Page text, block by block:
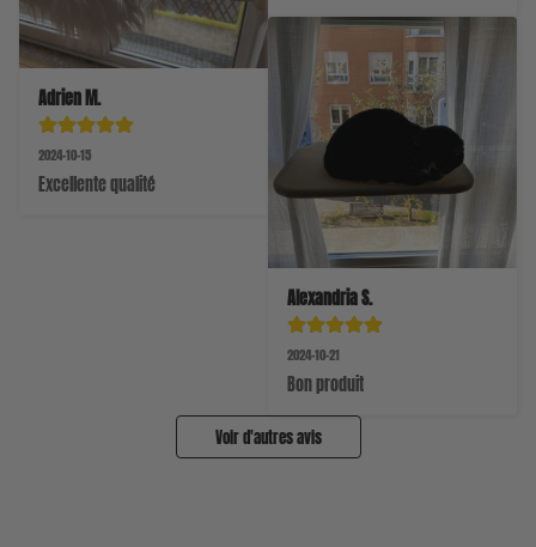
Adrien M.
2024-10-15
Excellente qualité
Alexandria S.
2024-10-21
Bon produit
Voir d'autres avis